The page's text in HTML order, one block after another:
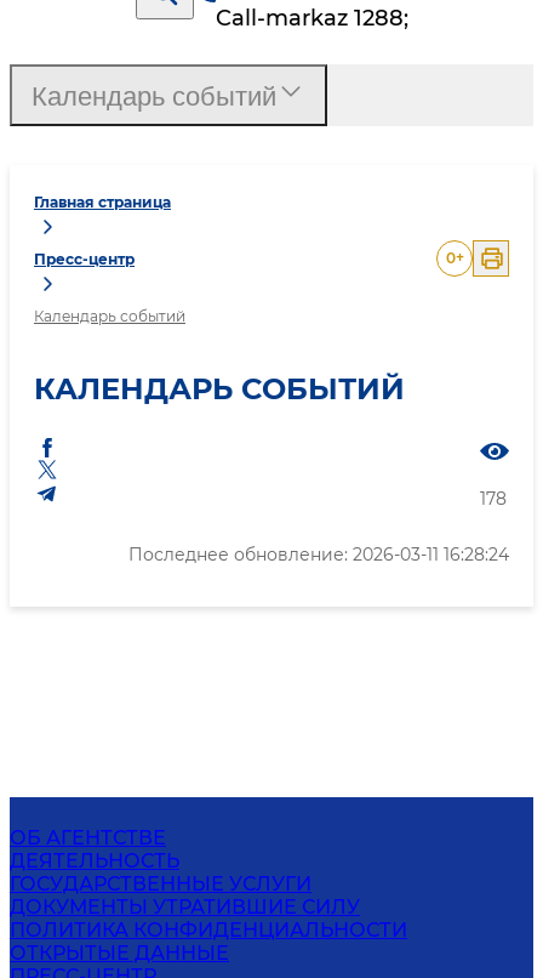
Call-markaz 1288;
Главная страница
Пресс-центр
Календарь событий
0+
КАЛЕНДАРЬ СОБЫТИЙ
178
Последнее обновление: 2026-03-11 16:28:24
Календарь событий
ОБ АГЕНТСТВЕ
ДЕЯТЕЛЬНОСТЬ
ГОСУДАРСТВЕННЫЕ УСЛУГИ
ДОКУМЕНТЫ УТРАТИВШИЕ СИЛУ
ПОЛИТИКА КОНФИДЕНЦИАЛЬНОСТИ
ОТКРЫТЫЕ ДАННЫЕ